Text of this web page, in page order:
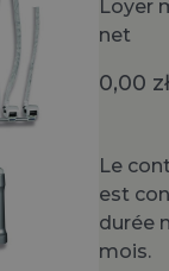
Loyer
net
0,00 zł
Le
est
durée
mois.